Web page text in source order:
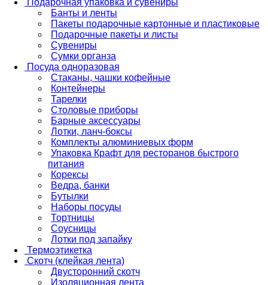
Банты и ленты
Пакеты подарочные картонные и пластиковые
Подарочные пакеты и листы
Сувениры
Сумки органза
Посуда одноразовая
Стаканы, чашки кофейные
Контейнеры
Тарелки
Столовые приборы
Барные аксессуары
Лотки, ланч-боксы
Комплекты алюминиевых форм
Упаковка Крафт для ресторанов быстрого
питания
Корексы
Ведра, банки
Бутылки
Наборы посуды
Тортницы
Соусницы
Лотки под запайку
Термоэтикетка
Скотч (клейкая лента)
Двусторонний скотч
Изоляционная лента